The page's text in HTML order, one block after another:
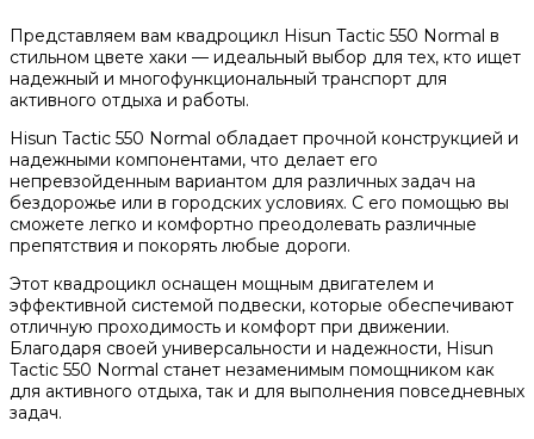
Представляем вам квадроцикл Hisun Tactic 550 Normal в
стильном цвете хаки — идеальный выбор для тех, кто ищет
надежный и многофункциональный транспорт для
активного отдыха и работы.
Hisun Tactic 550 Normal обладает прочной конструкцией и
надежными компонентами, что делает его
непревзойденным вариантом для различных задач на
бездорожье или в городских условиях. С его помощью вы
сможете легко и комфортно преодолевать различные
препятствия и покорять любые дороги.
Этот квадроцикл оснащен мощным двигателем и
эффективной системой подвески, которые обеспечивают
отличную проходимость и комфорт при движении.
Благодаря своей универсальности и надежности, Hisun
Tactic 550 Normal станет незаменимым помощником как
для активного отдыха, так и для выполнения повседневных
задач.